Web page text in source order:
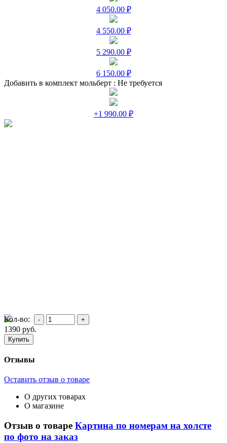
4 050.00 ₽
4 550.00 ₽
5 290.00 ₽
6 150.00 ₽
Добавить в комплект мольберт : Не требуется
+1 990.00 ₽
Кол-во:
1390 руб.
Отзывы
Оставить отзыв о товаре
О других товарах
О магазине
Отзыв о товаре Картина по номерам на холсте
по фото на заказ